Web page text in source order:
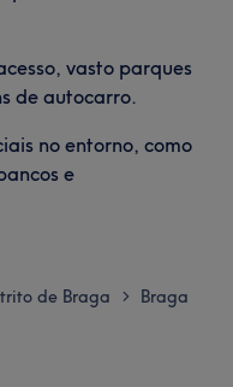
vasto parques
de autocarro.
no entorno, como
e
de Braga > Braga